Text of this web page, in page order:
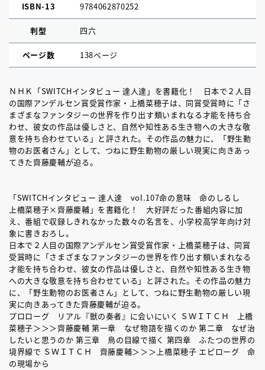
ISBN-13 9784062870252
判型 四六
ページ数 138ページ
ＮＨＫ「SWITCHインタビュー 達人達」を書籍化！ 日本で２人目
の国際アンデルセン賞受賞作家・上橋菜穂子は、同賞受賞時に「さ
まざまなファンタジーの世界を作り出す類いまれなる才能を持ち合
わせ、彼女の作品は優しさと、自然や知性ある生き物への大きな敬
意を持ち合わせている」と評された。その作品の魅力に、「野生動
物のお医者さん」として、つねに野生動物の厳しい現実に向きあっ
てきた齊藤慶輔が迫る。
「SWITCHインタビュー 達人達 vol.107命の意味 命のしるし
上橋菜穂子×齊藤慶輔」を書籍化！ 大好評だった番組内容に加
え、番組で収録しきれなかった数々の名言を、小学校高学年向け対
象に書きおろし。
日本で２人目の国際アンデルセン賞受賞作家・上橋菜穂子は、同賞
受賞時に「さまざまなファンタジーの世界を作り出す類いまれなる
才能を持ち合わせ、彼女の作品は優しさと、自然や知性ある生き物
への大きな敬意を持ち合わせている」と評された。その作品の魅力
に、「野生動物のお医者さん」として、つねに野生動物の厳しい現
実に向きあってきた齊藤慶輔が迫る。
プロローグ リアル『獣の奏者』に会いにいく ＳＷＩＴＣＨ 上橋
菜穂子＞＞＞齊藤慶輔 第一章 なぜ物語を描くのか 第二章 なぜ治
したいと思うのか 第三章 鳥の目線で描く 第四章 ふたつの世界の
境界線で ＳＷＩＴＣＨ 齊藤慶輔＞＞＞上橋菜穂子 エピローグ 命
の現場から